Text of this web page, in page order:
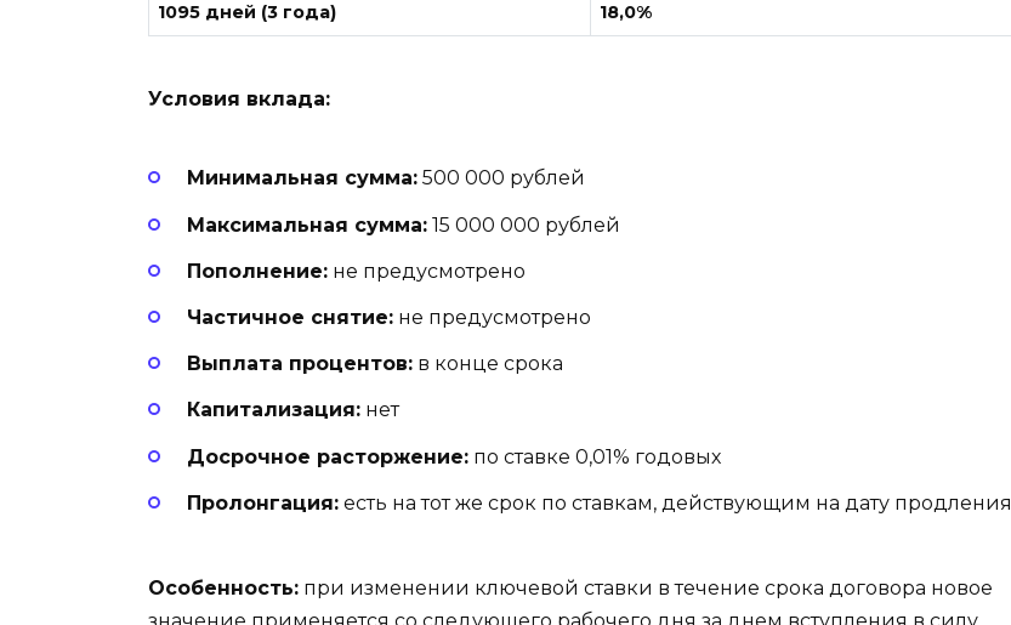
1095 дней (3 года) 18,0%
Условия вклада:
Минимальная сумма: 500 000 рублей
Максимальная сумма: 15 000 000 рублей
Пополнение: не предусмотрено
Частичное снятие: не предусмотрено
Выплата процентов: в конце срока
Капитализация: нет
Досрочное расторжение: по ставке 0,01% годовых
Пролонгация: есть на тот же срок по ставкам, действующим на дату продления
Особенность: при изменении ключевой ставки в течение срока договора новое